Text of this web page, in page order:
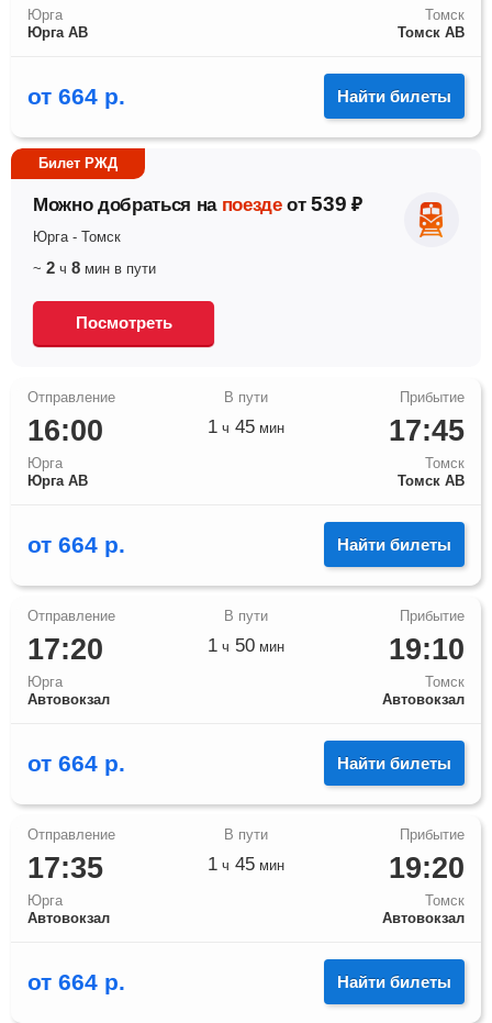
Юрга
Юрга АВ
Томск
Томск АВ
от 664 р. Найти билеты
Билет РЖД
Можно добраться на поезде от 539 ₽
Юрга- Томск
~ 2 ч 8 мин в пути
Посмотреть
16:00
Юрга
Юрга АВ
17:45
Томск
Томск АВ
1 ч 45 мин
от 664 р. Найти билеты
17:20
Юрга
Автовокзал
19:10
Томск
Автовокзал
1 ч 50 мин
от 664 р. Найти билеты
17:35
Юрга
Автовокзал
19:20
Томск
Автовокзал
1 ч 45 мин
от 664 р. Найти билеты